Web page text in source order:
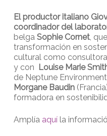
El productor italiano
coordinador del
belga Sophie Cornet,
transformación en
cultural como
y con Louise Marie
de Neptune
Morgane Baudin
formadora en
Amplía aquíla